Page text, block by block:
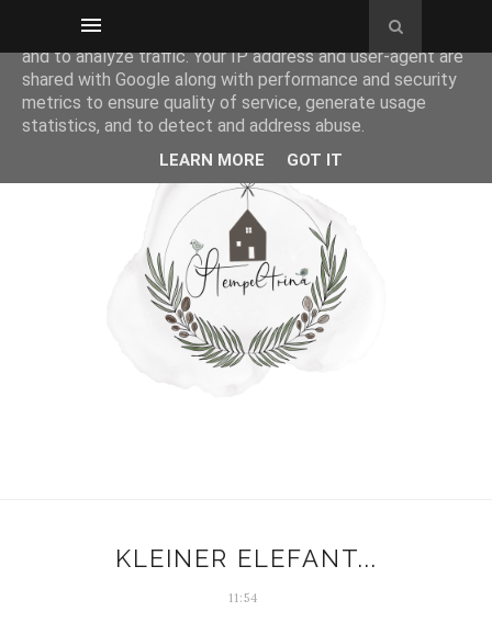
KLEINER ELEFANT...
11:54
This site uses cookies from Google to deliver its services
and to analyze traffic. Your IP address and user-agent are
shared with Google along with performance and security
metrics to ensure quality of service, generate usage
statistics, and to detect and address abuse.
LEARN MORE GOT IT